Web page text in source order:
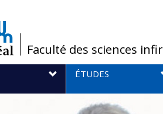
/Faculté des sciences
ÉTUDES